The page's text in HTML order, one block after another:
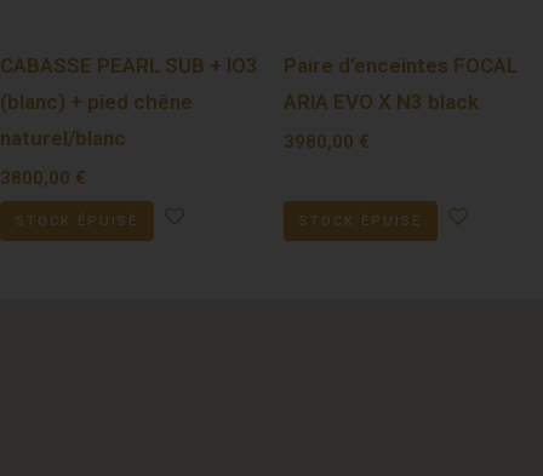
CABASSE PEARL SUB + IO3
(blanc) + pied chêne
naturel/blanc
3800,00 €
STOCK ÉPUISÉ
Paire d’enceintes FOCAL
ARIA EVO X N3 black
3980,00 €
STOCK ÉPUISÉ